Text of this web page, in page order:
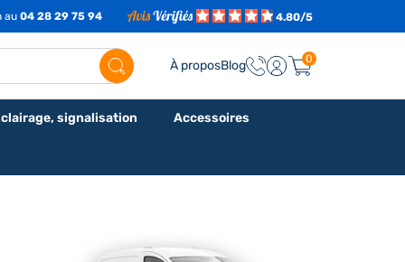
au 04 28 29 75 94 4.80/5
À proposBlog 0
signalisation Accessoires